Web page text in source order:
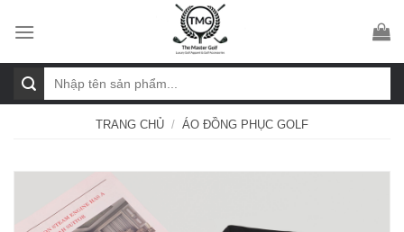
kiếm:
TRANG CHỦ / ÁO ĐỒNG PHỤC GOLF